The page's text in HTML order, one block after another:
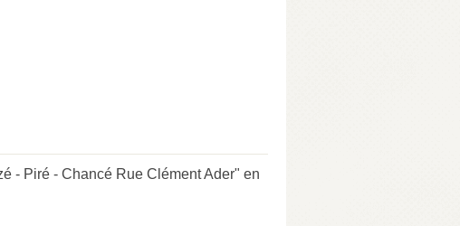
- Piré - Chancé Rue Clément Ader" en